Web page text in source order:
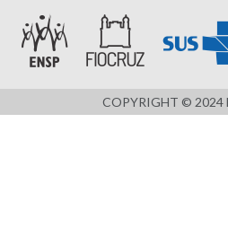
COPYRIGHT © 2024